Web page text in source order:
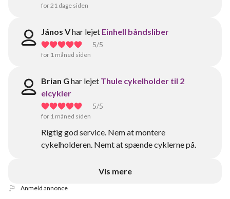
for 21 dage siden
János Vhar lejet Einhell båndsliber
5/5
for 1 måned siden
Brian G har lejet Thule cykelholder til 2
elcykler
5/5
for 1 måned siden
Rigtig god service. Nem at montere
cykelholderen. Nemt at spænde cyklerne på.
Vis mere
Anmeld annonce